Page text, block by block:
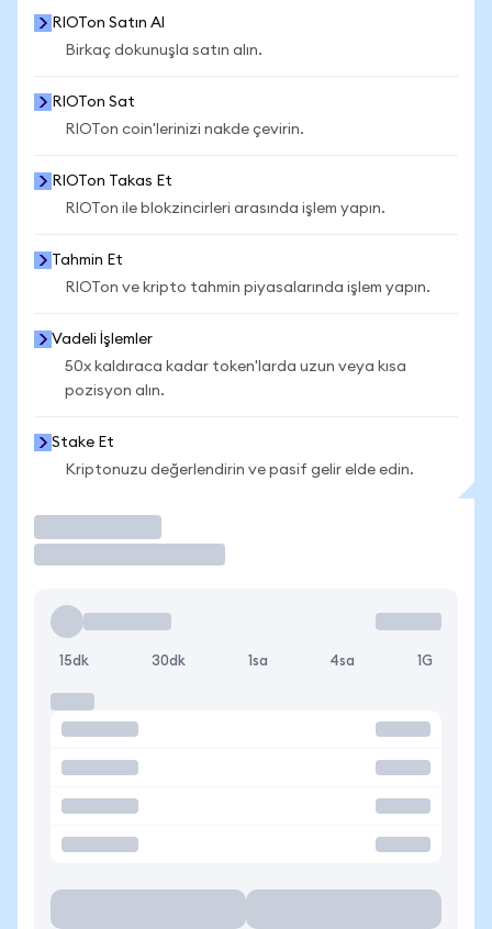
RIOTon Satın Al
Birkaç dokunuşla satın alın.
RIOTon Sat
RIOTon coin'lerinizi nakde çevirin.
RIOTon Takas Et
RIOTon ile blokzincirleri arasında işlem yapın.
Tahmin Et
RIOTon ve kripto tahmin piyasalarında işlem yapın.
Vadeli İşlemler
50x kaldıraca kadar token'larda uzun veya kısa
pozisyon alın.
Stake Et
Kriptonuzu değerlendirin ve pasif gelir elde edin.
15dk 30dk 1sa 4sa 1G